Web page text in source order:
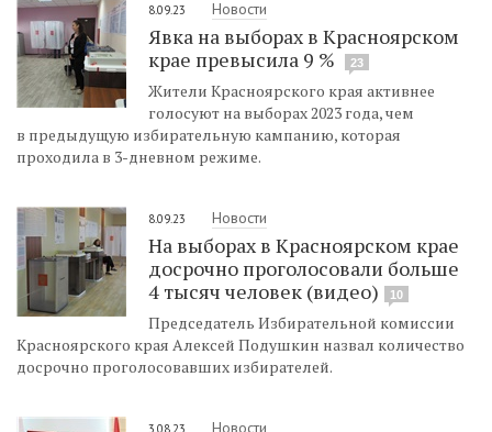
8.09.23 Новости
Явка на выборах в Красноярском
крае превысила 9 %
23
Жители Красноярского края активнее
голосуют на выборах 2023 года, чем
в предыдущую избирательную кампанию, которая
проходила в 3-дневном режиме.
8.09.23 Новости
На выборах в Красноярском крае
досрочно проголосовали больше
4 тысяч человек (видео)
10
Председатель Избирательной комиссии
Красноярского края Алексей Подушкин назвал количество
досрочно проголосовавших избирателей.
3.08.23 Новости